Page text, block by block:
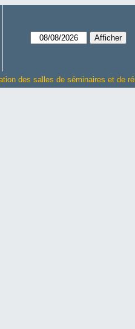
des salles de séminaires et de